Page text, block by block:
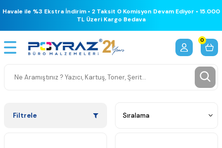
Havale ile %3 Ekstra İndirim • 2 Taksit 0 Komisyon Devam Ediyor • 15.000
TL Üzeri Kargo Bedava
0
Filtrele